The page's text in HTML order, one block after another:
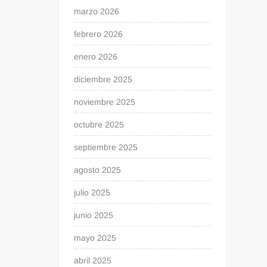
marzo 2026
febrero 2026
enero 2026
diciembre 2025
noviembre 2025
octubre 2025
septiembre 2025
agosto 2025
julio 2025
junio 2025
mayo 2025
abril 2025